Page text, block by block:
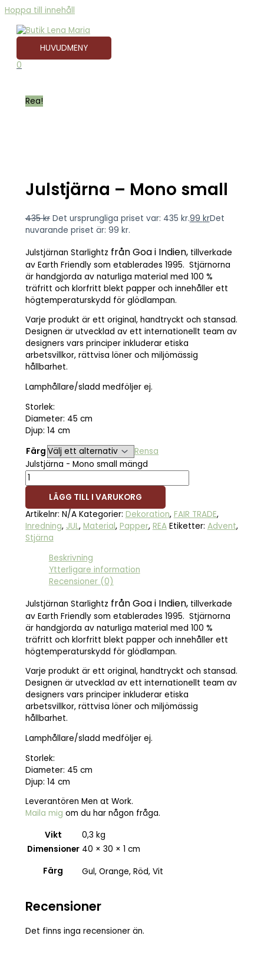
Hoppa till innehåll
HUVUDMENY
0
Rea!
Julstjärna – Mono small
435kr Det ursprungliga priset var: 435 kr.99 krDet
nuvarande priset är: 99 kr.
Julstjärnan Starlightz från Goa i Indien, tillverkade
av Earth Friendly som etablerades 1995. Stjärnorna
är handgjorda av naturliga material med 100 %
träfritt och klorfritt blekt papper och innehåller ett
högtemperaturskydd för glödlampan.
Varje produkt är ett original, handtryckt och stansad.
Designen är utvecklad av ett internationellt team av
designers vars principer inkluderar etiska
arbetsvillkor, rättvisa löner och miljömässig
hållbarhet.
Lamphållare/sladd medföljer ej.
Storlek:
Diameter: 45 cm
Djup: 14 cm
Färg
Rensa
Julstjärna - Mono small mängd
LÄGG TILL I VARUKORG
Artikelnr: N/A Kategorier: Dekoration, FAIR TRADE,
Inredning, JUL, Material, Papper, REA Etiketter: Advent,
Stjärna
Beskrivning
Ytterligare information
Recensioner (0)
Julstjärnan Starlightz från Goa i Indien, tillverkade
av Earth Friendly som etablerades 1995. Stjärnorna
är handgjorda av naturliga material med 100 %
träfritt och klorfritt blekt papper och innehåller ett
högtemperaturskydd för glödlampan.
Varje produkt är ett original, handtryckt och stansad.
Designen är utvecklad av ett internationellt team av
designers vars principer inkluderar etiska
arbetsvillkor, rättvisa löner och miljömässig
hållbarhet.
Lamphållare/sladd medföljer ej.
Storlek:
Diameter: 45 cm
Djup: 14 cm
Leverantören Men at Work.
Maila mig om du har någon fråga.
Vikt
0,3 kg
Dimensioner 40 × 30 × 1 cm
Färg
Gul, Orange, Röd, Vit
Recensioner
Det finns inga recensioner än.